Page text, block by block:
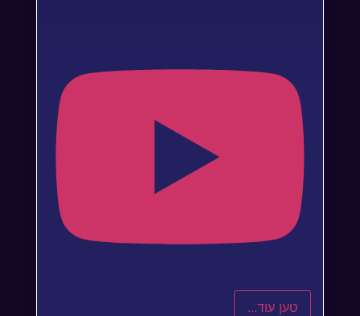
טען עוד...